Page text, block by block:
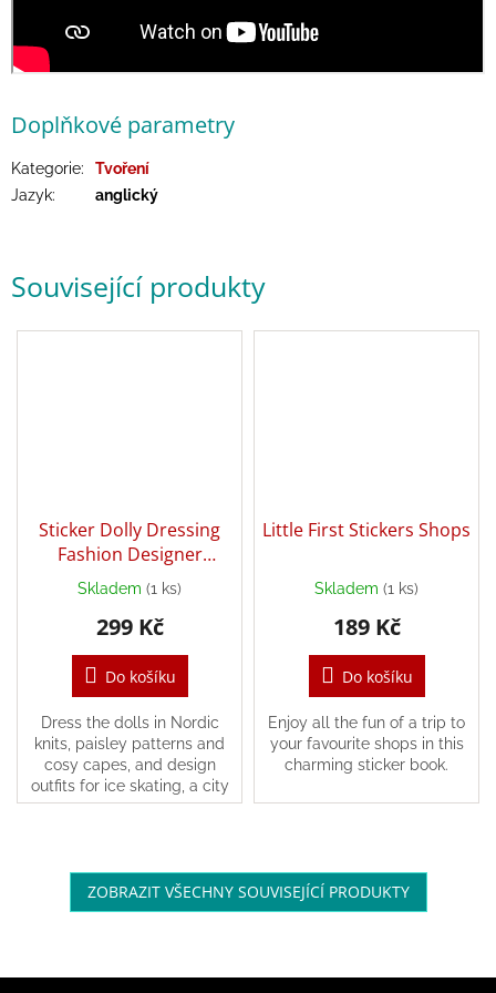
Přihlášení
Související produkty
Sticker Dolly Dressing
Fashion Designer
Autumn and Winter
Collection
Skladem (1 ks)
299 Kč
Do košíku
Dress the dolls in Nordic
knits, paisley patterns and
cosy capes, and design
outfits for ice skating, a city
break, skiing and more in this
Little First Stickers Shops
Skladem (1 ks)
189 Kč
Do košíku
Enjoy all the fun of a trip to
your favourite shops in this
charming sticker book.
ZOBRAZIT VŠECHNY SOUVISEJÍCÍ PRODUKTY
Doplňkové parametry
Kategorie:
Tvoření
Jazyk: anglický